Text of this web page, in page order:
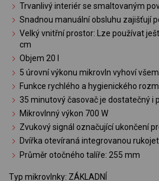
Trvanlivý interiér se smaltovaným
Snadnou manuální obsluhu zajišťují
Velký vnitřní prostor: Lze používat
cm
Objem 20 l
5 úrovní výkonu mikrovln vyhoví
Funkce rychlého a hygienického
35 minutový časovač je dostatečný i
Mikrovlnný výkon 700 W
Zvukový signál označující ukončení
Dvířka otevíraná integrovanou
Průměr otočného talíře: 255 mm
Typ mikrovlnky: ZÁKLADNÍ